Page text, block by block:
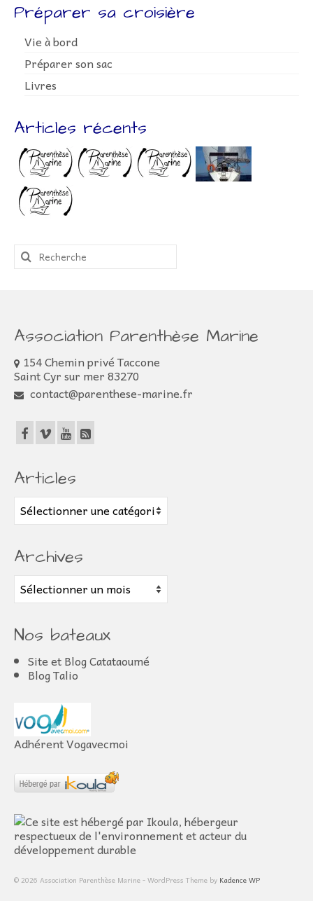
Préparer sa croisière
Vie à bord
Préparer son sac
Livres
Articles récents
Rechercher
:
Association Parenthèse Marine
154 Chemin privé Taccone
Saint Cyr sur mer 83270
contact@parenthese-marine.fr
Articles
Articles
Archives
Archives
Nos bateaux
Site et Blog Catataoumé
Blog Talio
Adhérent Vogavecmoi
© 2026 Association Parenthèse Marine - WordPress Theme by Kadence WP